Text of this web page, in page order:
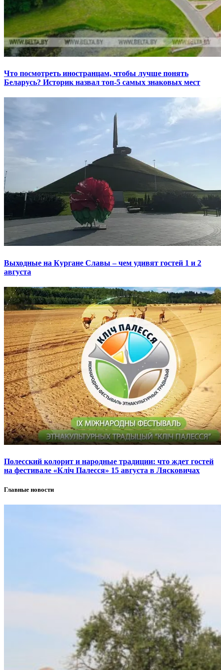
Что посмотреть иностранцам, чтобы лучше понять
Беларусь? Историк назвал топ-5 самых знаковых мест
Выходные на Кургане Славы – чем удивят гостей 1 и 2
августа
Полесский колорит и народные традиции: что ждет гостей
на фестивале «Кліч Палесся» 15 августа в Лясковичах
Главные новости